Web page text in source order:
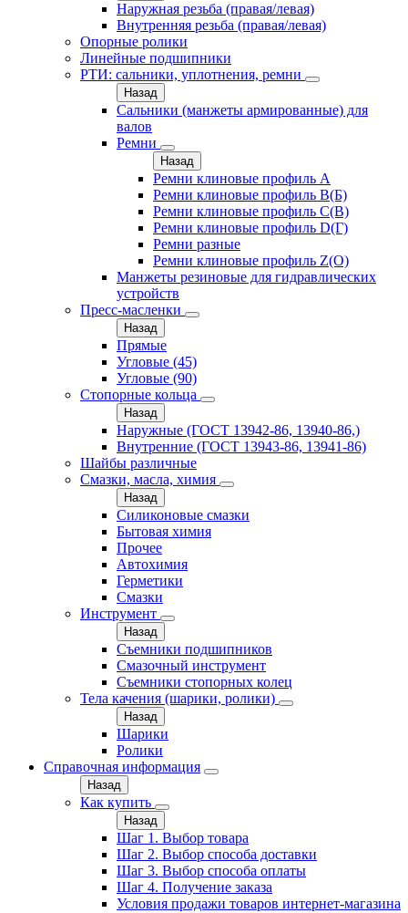
Наружная резьба (правая/левая)
Внутренняя резьба (правая/левая)
Опорные ролики
Линейные подшипники
РТИ: сальники, уплотнения, ремни
Назад
Сальники (манжеты армированные) для
валов
Ремни
Назад
Ремни клиновые профиль A
Ремни клиновые профиль B(Б)
Ремни клиновые профиль C(В)
Ремни клиновые профиль D(Г)
Ремни разные
Ремни клиновые профиль Z(О)
Манжеты резиновые для гидравлических
устройств
Пресс-масленки
Назад
Прямые
Угловые (45)
Угловые (90)
Стопорные кольца
Назад
Наружные (ГОСТ 13942-86, 13940-86,)
Внутренние (ГОСТ 13943-86, 13941-86)
Шайбы различные
Смазки, масла, химия
Назад
Силиконовые смазки
Бытовая химия
Прочее
Автохимия
Герметики
Смазки
Инструмент
Назад
Съемники подшипников
Смазочный инструмент
Съемники стопорных колец
Тела качения (шарики, ролики)
Назад
Шарики
Ролики
Справочная информация
Назад
Как купить
Назад
Шаг 1. Выбор товара
Шаг 2. Выбор способа доставки
Шаг 3. Выбор способа оплаты
Шаг 4. Получение заказа
Условия продажи товаров интернет-магазина